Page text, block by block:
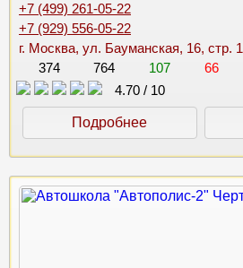
+7 (499) 261-05-22
+7 (929) 556-05-22
г. Москва, ул. Бауманская, 16, стр. 1
374
764 107
66
4.70 / 10
Подробнее